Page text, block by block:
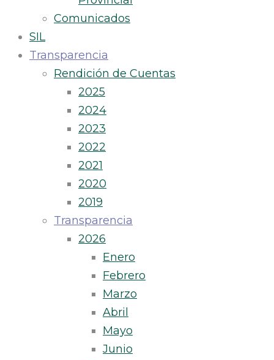
Comunicados
SIL
Transparencia
Rendición de Cuentas
2025
2024
2023
2022
2021
2020
2019
Transparencia
2026
Enero
Febrero
Marzo
Abril
Mayo
Junio